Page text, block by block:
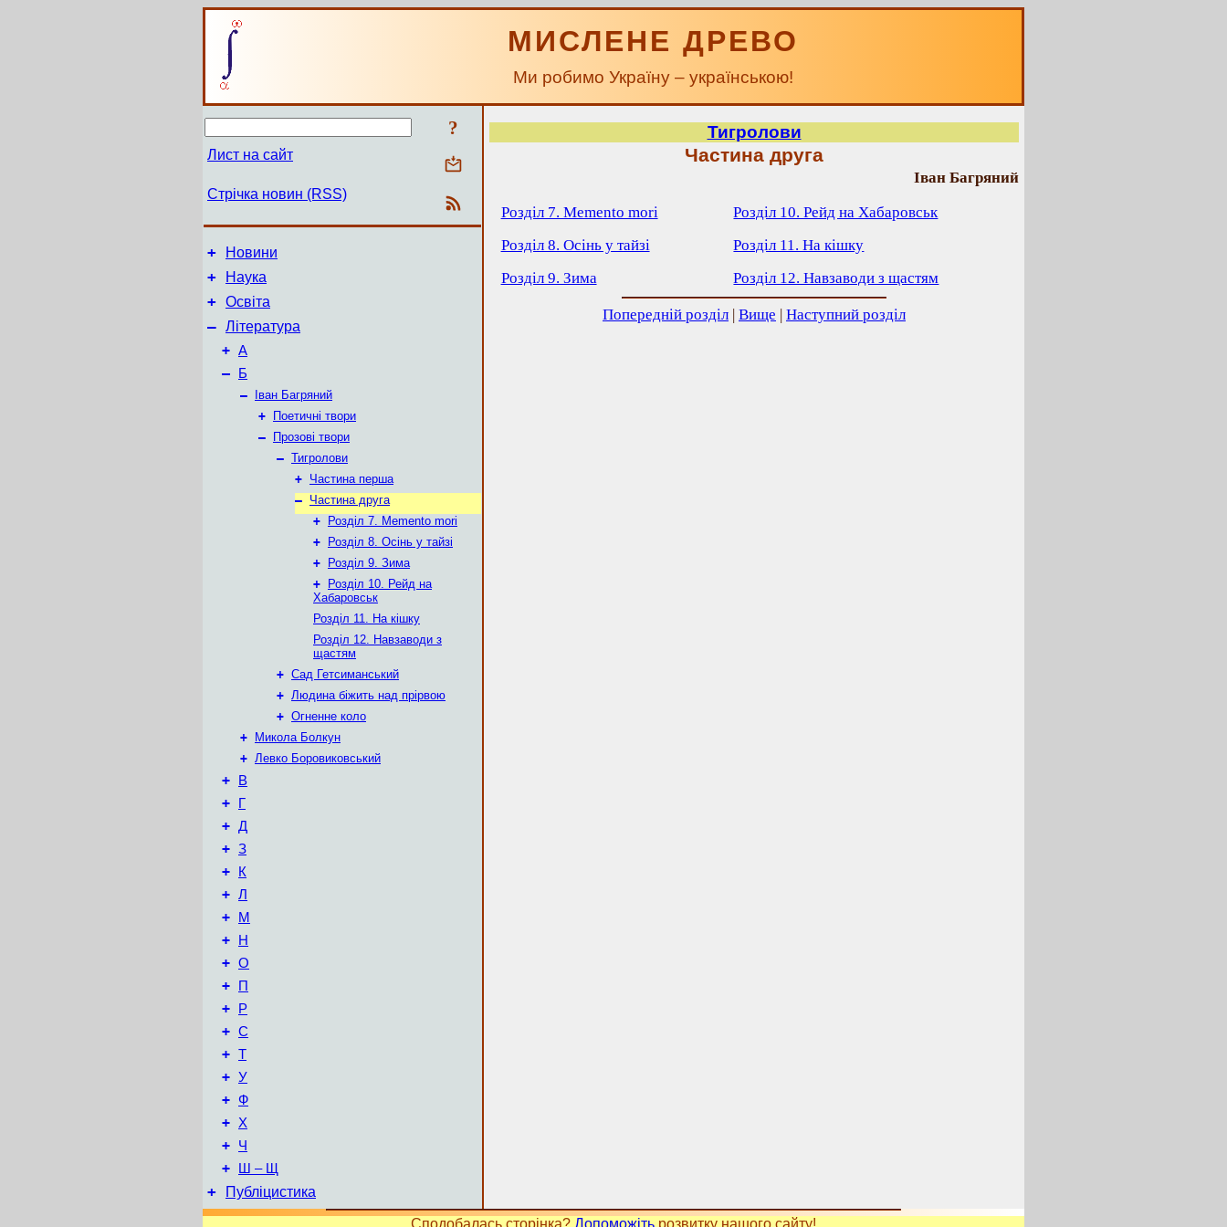
МИСЛЕНЕ ДРЕВО
Ми робимо Україну – українською!
?
Лист на сайт
Стрічка новин (RSS)
+ Новини
+ Наука
+ Освіта
– Література
+ А
– Б
–
Іван Багряний
+
Поетичні твори
–
Прозові твори
– Тигролови
+ Частина перша
– Частина друга
+
Розділ 7. Memento mori
+
Розділ 8. Осінь у тайзі
+
Розділ 9. Зима
+
Розділ 10. Рейд на
Хабаровськ
Розділ 11. На кішку
Розділ 12. Навзаводи з
щастям
+ Сад Гетсиманський
+ Людина біжить над прірвою
+ Огненне коло
+
Микола Болкун
+ Левко Боровиковський
+ В
+ Г
+ Д
+ З
+ К
+ Л
+ М
+ Н
+ О
+ П
+ Р
+ С
+ Т
+ У
+ Ф
+ Х
+ Ч
+ Ш – Щ
+ Публіцистика
Тигролови
Частина друга
Іван Багряний
Розділ 7. Memento mori
Розділ 8. Осінь у тайзі
Розділ 9. Зима
Розділ 10. Рейд на Хабаровськ
Розділ 11. На кішку
Розділ 12. Навзаводи з щастям
Попередній розділ | Вище | Наступний розділ
Сподобалась сторінка? Допоможіть розвитку нашого сайту!